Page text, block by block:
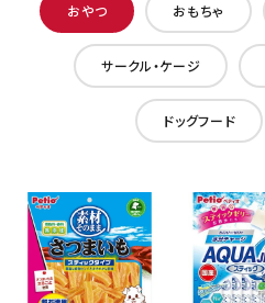
おやつ おもちゃ
サークル・ケージ
ドッグフード